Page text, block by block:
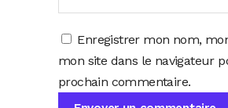
Enregistrer mon nom,
mon site dans le navigateur
prochain commentaire.